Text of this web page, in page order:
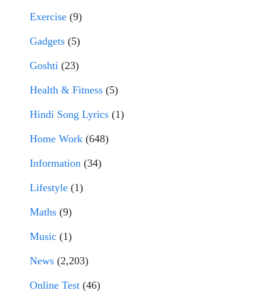
Exercise (9)
Gadgets (5)
Goshti (23)
Health & Fitness (5)
Hindi Song Lyrics (1)
Home Work (648)
Information (34)
Lifestyle (1)
Maths (9)
Music (1)
News (2,203)
Online Test (46)